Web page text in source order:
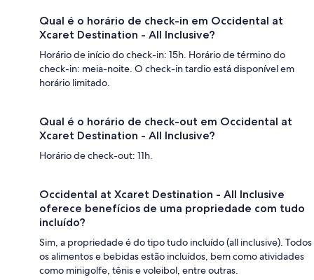
Qual é o horário de check-in em Occidental at
Xcaret Destination - All Inclusive?
Horário de início do check-in: 15h. Horário de término do
check-in: meia-noite. O check-in tardio está disponível em
horário limitado.
Qual é o horário de check-out em Occidental at
Xcaret Destination - All Inclusive?
Horário de check-out: 11h.
Occidental at Xcaret Destination - All Inclusive
oferece benefícios de uma propriedade com tudo
incluído?
Sim, a propriedade é do tipo tudo incluído (all inclusive). Todos
os alimentos e bebidas estão incluídos, bem como atividades
como minigolfe, tênis e voleibol, entre outras.